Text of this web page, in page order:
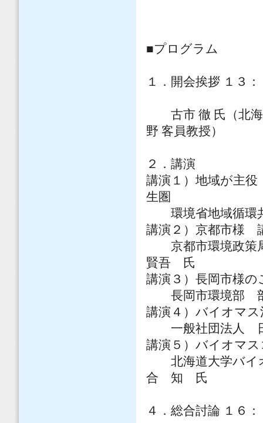
■プログラム
１．開会挨拶 １３
古市 徹 氏（北海
野 客員教授）
２．講演
講演１）地域が主
生圏
環境省地域循環
講演２）京都市様
京都市環境政策
賢吾 氏
講演３）長岡市様
長岡市環境部
講演４）バイオマ
一般社団法人
講演５）バイオマ
北海道大学バイ
合 知 氏
４．総合討論 １６